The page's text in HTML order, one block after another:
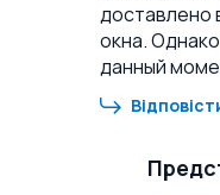
доставлено
окна.
данный